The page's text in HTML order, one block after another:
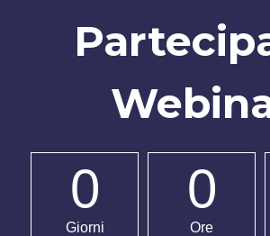
0
Giorni
0
Ore